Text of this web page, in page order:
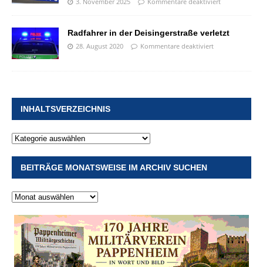
Radfahrer in der Deisingerstraße verletzt
28. August 2020 Kommentare deaktiviert
INHALTSVERZEICHNIS
BEITRÄGE MONATSWEISE IM ARCHIV SUCHEN